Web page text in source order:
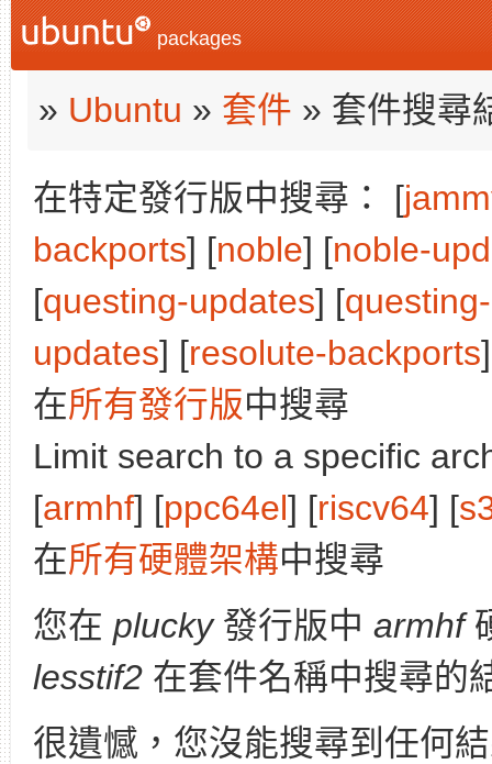
packages
» Ubuntu » 套件 » 套件搜尋
在特定發行版中搜尋： [
backports] [noble] [noble-
[questing-updates] [
updates] [resolute-backports
在所有發行版中搜尋
Limit search to a specific
[armhf] [ppc64el] [riscv64] [
在所有硬體架構中搜尋
您在 plucky發行版中 armhf
lesstif2 在套件名稱中搜尋的
很遺憾，您沒能搜尋到任何